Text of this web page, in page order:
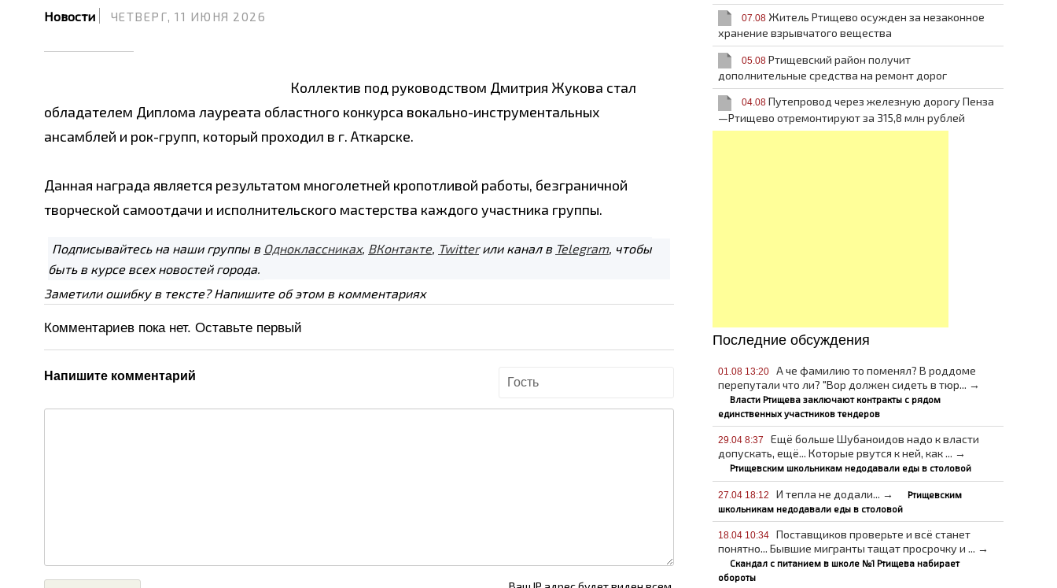
Новости ЧЕТВЕРГ, 11 ИЮНЯ 2026
Коллектив под руководством Дмитрия Жукова стал
обладателем Диплома лауреата областного конкурса вокально-инструментальных
ансамблей и рок-групп, который проходил в г. Аткарске.
Данная награда является результатом многолетней кропотливой работы, безграничной
творческой самоотдачи и исполнительского мастерства каждого участника группы.
Подписывайтесь на наши группы в Одноклассниках, ВКонтакте, Twitterили канал в Telegram, чтобы
быть в курсе всех новостей города.
Заметили ошибку в тексте? Напишите об этом в комментариях
Комментариев пока нет. Оставьте первый
Напишите комментарий
07.08Житель Ртищево осужден за незаконное
хранение взрывчатого вещества
05.08Ртищевский район получит
дополнительные средства на ремонт дорог
04.08Путепровод через железную дорогу Пенза
—Ртищево отремонтируют за 315,8 млн рублей
Последние обсуждения
01.08 13:20
А че фамилию то поменял? В роддоме
перепутали что ли? "Вор должен сидеть в тюр... →
Власти Ртищева заключают контракты с рядом
единственных участников тендеров
29.04 8:37
Ещё больше Шубаноидов надо к власти
допускать, ещё... Которые рвутся к ней, как ... →
Ртищевским школьникам недодавали еды в столовой
27.04 18:12 И тепла не додали... →
Ртищевским
школьникам недодавали еды в столовой
18.04 10:34
Поставщиков проверьте и всё станет
понятно... Бывшие мигранты тащат просрочку и ... →
Скандал с питанием в школе №1 Ртищева набирает
обороты